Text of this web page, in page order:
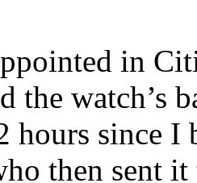
in
the watch’s
hours since
then sent